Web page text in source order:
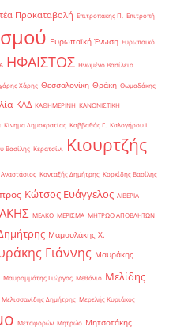
Προκαταβολή Επιτροπάκης Π. Επιτροπή
Ευρωπαϊκή Ένωση Ευρωπαϊκό
ΗΦΑΙΣΤΟΣ Ηνωμένο Βασίλειο
Χάρης Θεσσαλονίκη Θράκη Θωμαδάκης
ΚΑΔ ΚΑΘΗΜΕΡΙΝΗ ΚΑΝΟΝΙΣΤΙΚΗ
Κίνημα Δημοκρατίας Καββαθάς Γ. Καλογήρου Ι.
Βασίλης Κερατσίνι
Κιουρτζής
Κονταξής Δημήτρης Κορκίδης Βασίλης
Κώτσος Ευάγγελος ΛΙΒΕΡΙΑ
ΜΕΛΚΟ ΜΕΡΙΣΜΑ ΜΗΤΡΩΟ ΑΠΟΒΛΗΤΩΝ
Μαμουλάκης Χ.
Γιάννης Μαυράκης
Μαυρομμάτης Γιώργος Μεθάνιο Μελίδης
Μελισσανίδης Δημήτρης Μερελής Κυριάκος
Μεταφορών Μητρώο Μητσοτάκης